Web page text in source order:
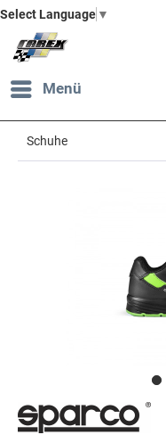
Select Language ▼
Menü
Schuhe